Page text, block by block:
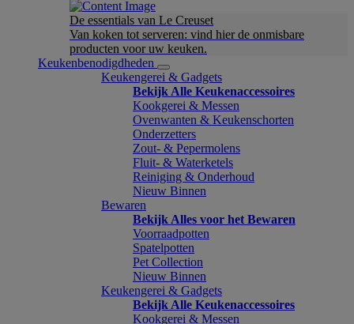
De essentials van Le Creuset
Van koken tot serveren: vind hier de onmisbare
producten voor uw keuken.
Keukenbenodigdheden
Keukengerei & Gadgets
Bekijk Alle Keukenaccessoires
Kookgerei & Messen
Ovenwanten & Keukenschorten
Onderzetters
Zout- & Pepermolens
Fluit- & Waterketels
Reiniging & Onderhoud
Nieuw Binnen
Bewaren
Bekijk Alles voor het Bewaren
Voorraadpotten
Spatelpotten
Pet Collection
Nieuw Binnen
Keukengerei & Gadgets
Bekijk Alle Keukenaccessoires
Kookgerei & Messen